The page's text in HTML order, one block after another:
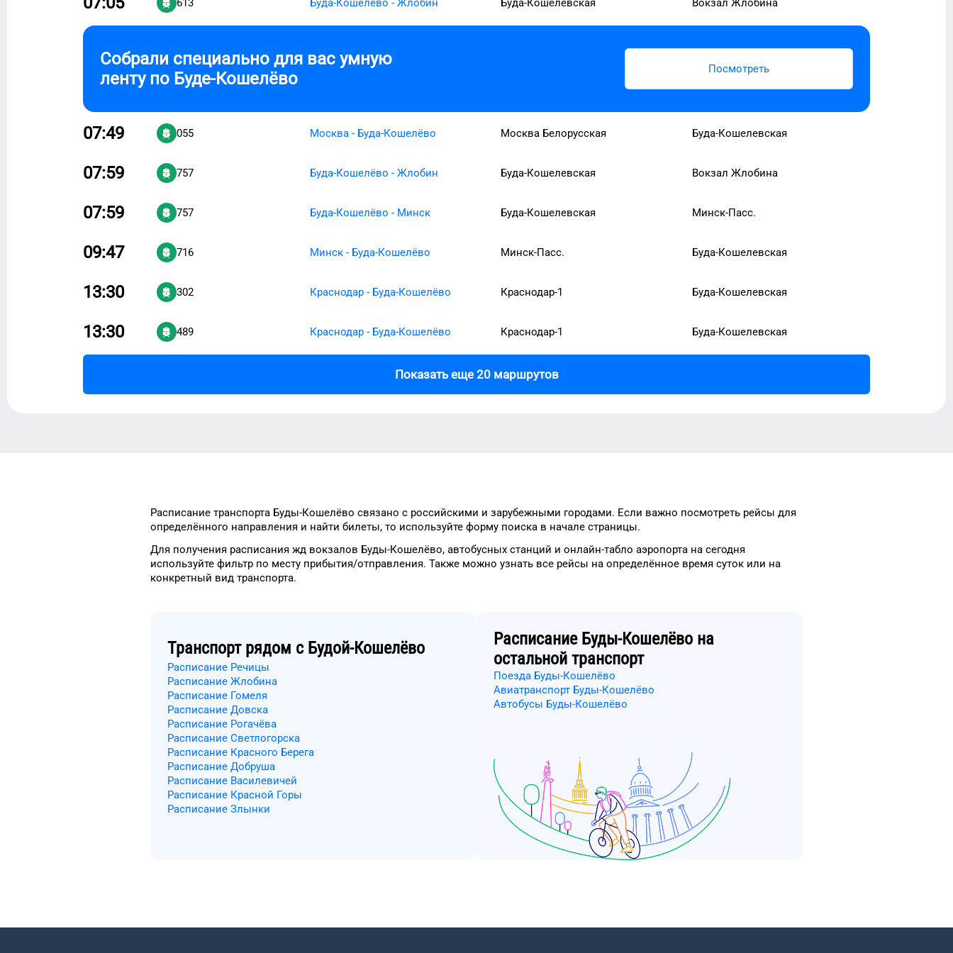
Собрали специально для вас умную
ленту по Буде-Кошелёво Посмотреть
07:49 055 Москва - Буда-Кошелёво Москва Белорусская Буда-Кошелевская
07:59 757 Буда-Кошелёво - Жлобин Буда-Кошелевская Вокзал Жлобина
07:59 757 Буда-Кошелёво - Минск Буда-Кошелевская Минск-Пасс.
09:47 716 Минск - Буда-Кошелёво Минск-Пасс. Буда-Кошелевская
13:30 302 Краснодар - Буда-Кошелёво Краснодар-1 Буда-Кошелевская
13:30 489 Краснодар - Буда-Кошелёво Краснодар-1 Буда-Кошелевская
Показать еще 20 маршрутов
Расписание транспорта Буды-Кошелёво связано с российскими и зарубежными городами. Если важно посмотреть рейсы для
определённого направления и найти билеты, то используйте форму поиска в начале страницы.
Для получения расписания жд вокзалов Буды-Кошелёво, автобусных станций и онлайн-табло аэропорта на сегодня
используйте фильтр по месту прибытия/отправления. Также можно узнать все рейсы на определённое время суток или на
конкретный вид транспорта.
Транспорт рядом с Будой-Кошелёво
Расписание Речицы
Расписание Жлобина
Расписание Гомеля
Расписание Довска
Расписание Рогачёва
Расписание Светлогорска
Расписание Красного Берега
Расписание Добруша
Расписание Василевичей
Расписание Красной Горы
Расписание Злынки
Расписание Буды-Кошелёво на
остальной транспорт
Поезда Буды-Кошелёво
Авиатранспорт Буды-Кошелёво
Автобусы Буды-Кошелёво